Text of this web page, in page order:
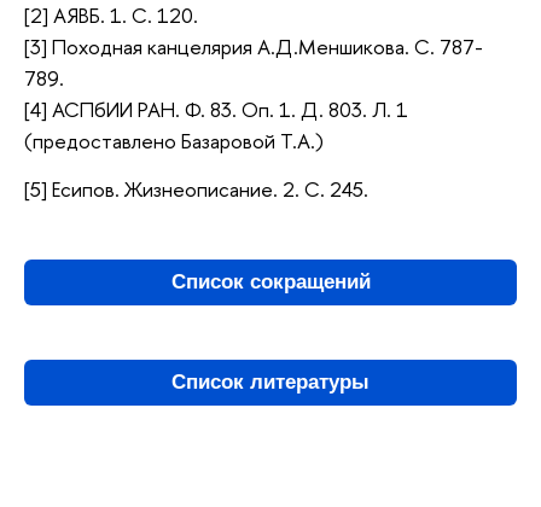
[2] АЯВБ. 1. С. 120.
[3] Походная канцелярия А.Д.Меншикова. С. 787-
789.
[4] АСПбИИ РАН. Ф. 83. Оп. 1. Д. 803. Л. 1
(предоставлено Базаровой Т.А.)
[5] Есипов. Жизнеописание. 2. С. 245.
Список сокращений
Список литературы